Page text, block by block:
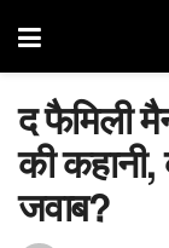
द फैमिली
की
जवाब?